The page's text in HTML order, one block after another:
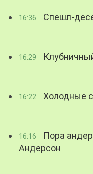
16:36 Спешл-
16:29
16:22 Холодные
16:16
Пора
Андерсон